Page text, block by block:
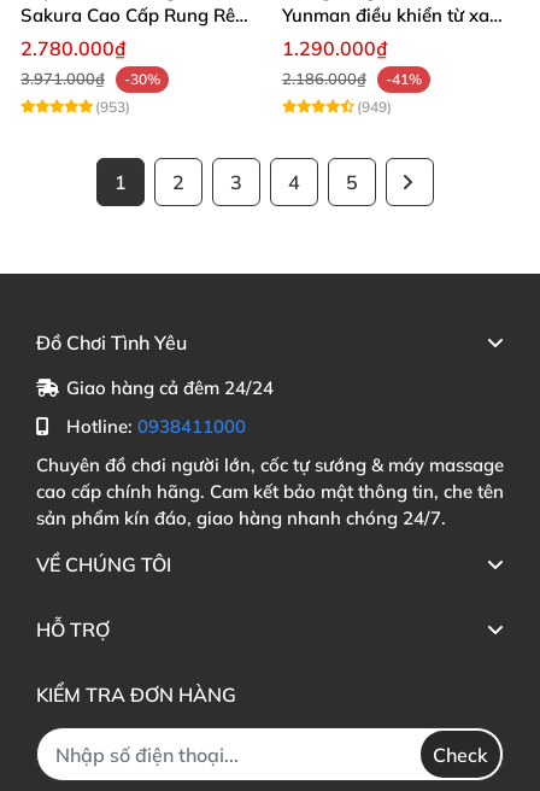
Sakura Cao Cấp Rung Rên
Thực Tế
2.780.000₫
3.971.000₫
-30%
(953)
Yunman điều khiển từ xa
quai đeo kích thích
1.290.000₫
2.186.000₫
-41%
(949)
1 2 3 4 5
Đồ Chơi Tình Yêu
Giao hàng cả đêm 24/24
Hotline: 0938411000
Chuyên đồ chơi người lớn, cốc tự sướng & máy massage
cao cấp chính hãng. Cam kết bảo mật thông tin, che tên
sản phẩm kín đáo, giao hàng nhanh chóng 24/7.
VỀ CHÚNG TÔI
HỖ TRỢ
KIỂM TRA ĐƠN HÀNG
Check